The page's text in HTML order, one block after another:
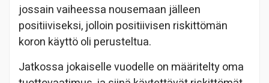
jossain vaiheessa nousemaan jälleen
positiiviseksi, jolloin positiivisen riskittömän
koron käyttö oli perusteltua.
Jatkossa jokaiselle vuodelle on määritelty oma